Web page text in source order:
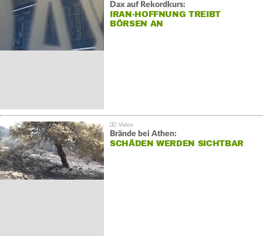
Dax auf Rekordkurs:
IRAN-HOFFNUNG TREIBT
BÖRSEN AN
Brände bei Athen:
SCHÄDEN WERDEN SICHTBAR